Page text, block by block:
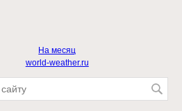
На месяц
world-weather.ru